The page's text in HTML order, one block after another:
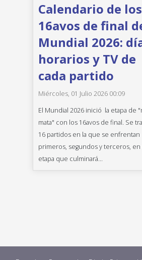
Calendario de los
16avos de final
Mundial 2026:
horarios y TV de
cada partido
Miércoles, 01 Julio 2026 00:09
El Mundial 2026 inició la etapa de
mata" con los 16avos de final. Se
16 partidos en la que se enfrentan
primeros, segundos y terceros, en
etapa que culminará...